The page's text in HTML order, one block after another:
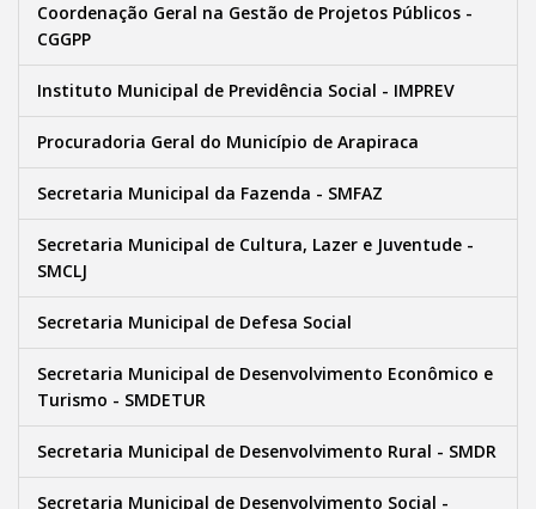
Coordenação Geral na Gestão de Projetos Públicos -
CGGPP
Instituto Municipal de Previdência Social - IMPREV
Procuradoria Geral do Município de Arapiraca
Secretaria Municipal da Fazenda - SMFAZ
Secretaria Municipal de Cultura, Lazer e Juventude -
SMCLJ
Secretaria Municipal de Defesa Social
Secretaria Municipal de Desenvolvimento Econômico e
Turismo - SMDETUR
Secretaria Municipal de Desenvolvimento Rural - SMDR
Secretaria Municipal de Desenvolvimento Social -